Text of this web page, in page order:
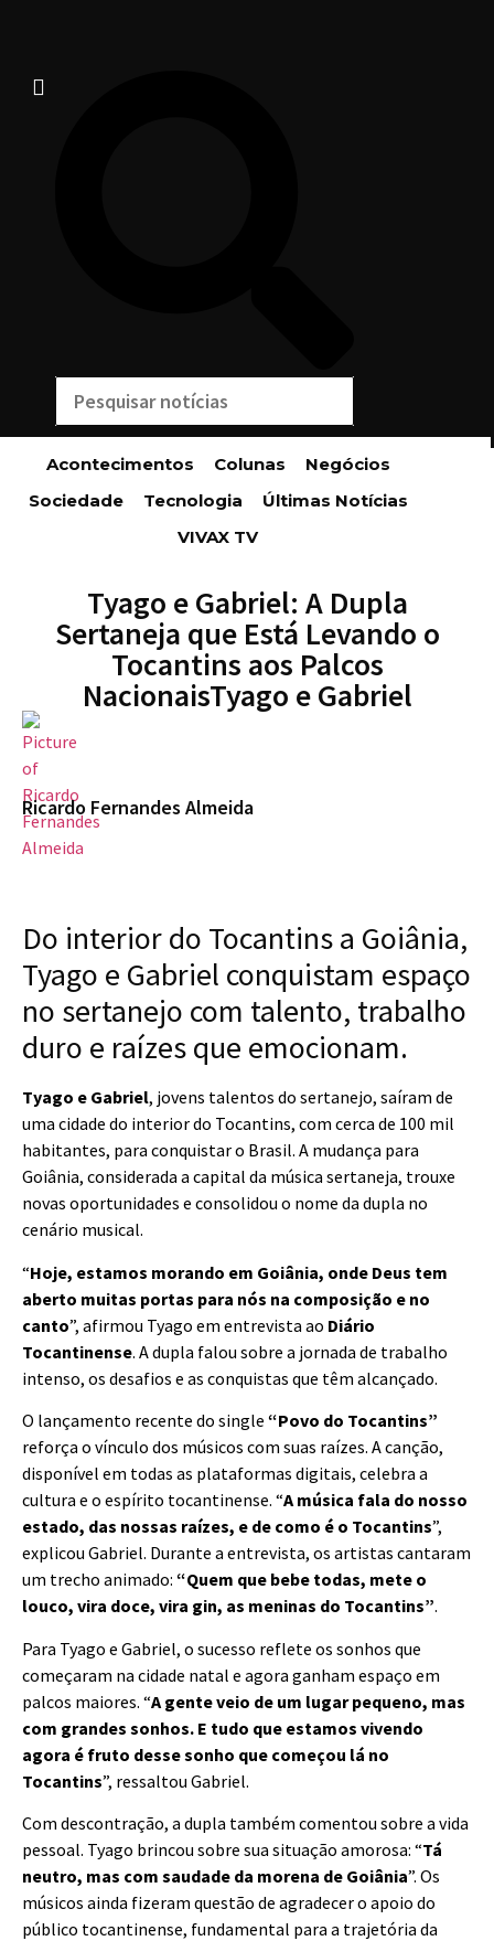
Acontecimentos Colunas
Negócios
Sociedade
Tecnologia
Últimas Notícias
VIVAX TV
Tyago e Gabriel: A Dupla
Sertaneja que Está Levando o
Tocantins aos Palcos
NacionaisTyago e Gabriel
Ricardo Fernandes Almeida
Do interior do Tocantins a Goiânia,
Tyago e Gabriel conquistam espaço
no sertanejo com talento, trabalho
duro e raízes que emocionam.
Tyago e Gabriel, jovens talentos do sertanejo, saíram de
uma cidade do interior do Tocantins, com cerca de 100 mil
habitantes, para conquistar o Brasil. A mudança para
Goiânia, considerada a capital da música sertaneja, trouxe
novas oportunidades e consolidou o nome da dupla no
cenário musical.
“Hoje, estamos morando em Goiânia, onde Deus tem
aberto muitas portas para nós na composição e no
canto”, afirmou Tyago em entrevista ao Diário
Tocantinense. A dupla falou sobre a jornada de trabalho
intenso, os desafios e as conquistas que têm alcançado.
O lançamento recente do single “Povo do Tocantins”
reforça o vínculo dos músicos com suas raízes. A canção,
disponível em todas as plataformas digitais, celebra a
cultura e o espírito tocantinense. “A música fala do nosso
estado, das nossas raízes, e de como é o Tocantins”,
explicou Gabriel. Durante a entrevista, os artistas cantaram
um trecho animado: “Quem que bebe todas, mete o
louco, vira doce, vira gin, as meninas do Tocantins”.
Para Tyago e Gabriel, o sucesso reflete os sonhos que
começaram na cidade natal e agora ganham espaço em
palcos maiores. “A gente veio de um lugar pequeno, mas
com grandes sonhos. E tudo que estamos vivendo
agora é fruto desse sonho que começou lá no
Tocantins”, ressaltou Gabriel.
Com descontração, a dupla também comentou sobre a vida
pessoal. Tyago brincou sobre sua situação amorosa: “Tá
neutro, mas com saudade da morena de Goiânia”. Os
músicos ainda fizeram questão de agradecer o apoio do
público tocantinense, fundamental para a trajetória da